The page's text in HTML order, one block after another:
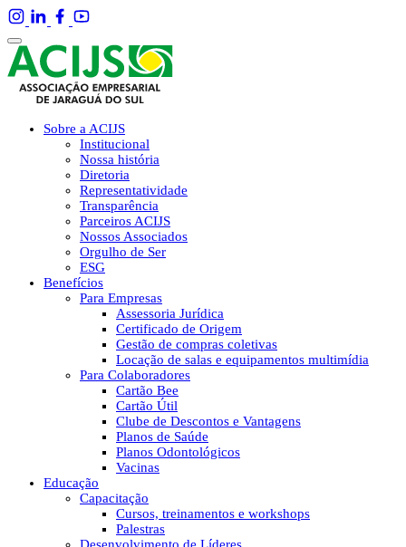
Sobre a ACIJS
Institucional
Nossa história
Diretoria
Representatividade
Transparência
Parceiros ACIJS
Nossos Associados
Orgulho de Ser
ESG
Benefícios
Para Empresas
Assessoria Jurídica
Certificado de Origem
Gestão de compras coletivas
Locação de salas e equipamentos multimídia
Para Colaboradores
Cartão Bee
Cartão Útil
Clube de Descontos e Vantagens
Planos de Saúde
Planos Odontológicos
Vacinas
Educação
Capacitação
Cursos, treinamentos e workshops
Palestras